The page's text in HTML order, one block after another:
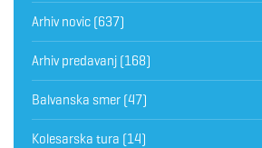
Arhiv novic (637)
Arhiv predavanj (168)
Balvanska smer (47)
Kolesarska tura (14)